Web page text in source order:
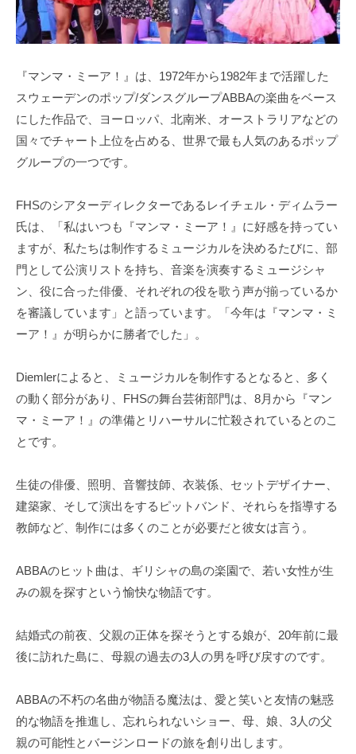
『マンマ・ミーア！』は、1972年から1982年まで活躍した
スウェーデンのポップ/ダンスグループABBAの楽曲をベース
にした作品で、ヨーロッパ、北南米、オーストラリアなどの
国々でチャート上位を占める、世界で最も人気のあるポップ
グループの一つです。
FHSのシアターディレクターであるレイチェル・ディムラー
氏は、「私はいつも『マンマ・ミーア！』に好感を持ってい
ますが、私たちは制作するミュージカルを決めるたびに、部
門として公演リストを持ち、音楽を演奏するミュージシャ
ン、役に合った俳優、それぞれの役を歌う声が揃っているか
を審議しています」と語っています。「今年は『マンマ・ミ
ーア！』が明らかに勝者でした」。
Diemlerによると、ミュージカルを制作するとなると、多く
の動く部分があり、FHSの舞台芸術部門は、8月から『マン
マ・ミーア！』の準備とリハーサルに忙殺されているとのこ
とです。
生徒の俳優、照明、音響技師、衣装係、セットデザイナー、
建築家、そして演出をするピットバンド、それらを指導する
教師など、制作には多くのことが必要だと彼女は言う。
ABBAのヒット曲は、ギリシャの島の楽園で、若い女性が生
みの親を探すという愉快な物語です。
結婚式の前夜、父親の正体を探そうとする娘が、20年前に最
後に訪れた島に、母親の過去の3人の男を呼び戻すのです。
ABBAの不朽の名曲が物語る魔法は、愛と笑いと友情の魅惑
的な物語を推進し、忘れられないショー、母、娘、3人の父
親の可能性とバージンロードの旅を創り出します。